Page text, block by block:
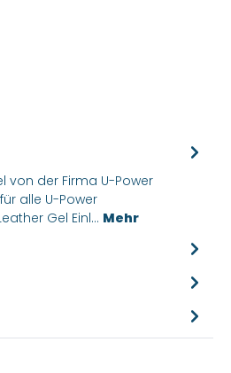
von der Firma U-Power
alle U-Power
Gel Einl… Mehr